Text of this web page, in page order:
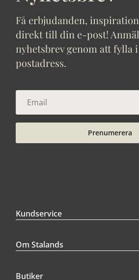
Få erbjudanden,
direkt till din e-post!
nyhetsbrev genom att fylla
postadress.
Prenumerera
Kundservice
Om Stalands
Butiker